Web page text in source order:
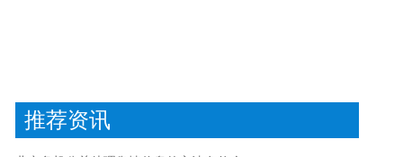
推荐资讯